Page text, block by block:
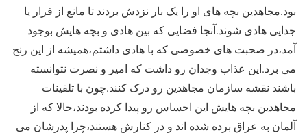
بود.مجاهدین بچه های او را یک بار نزدش بردند تا مانع از فرار یا
جدایی هادی شوند.آنجا فضایی که بین هادی و بچه هایش بوجود
آمد،در صحبت های خصوصی که با هادی داشتم،همیشه از این رنج
می برد.این عذاب وجدان رو داشت که امیر و نصرت نتوانسته
باشند نقشه سازمان مجاهدین رو درک کنند.چون با تلقینات
مجاهدین بچه هایش این احساس رو پیدا کرده بودند،حالا که از
آلمان به عراق برده شده اند و در کنارش هستند،چرا پدرشان می